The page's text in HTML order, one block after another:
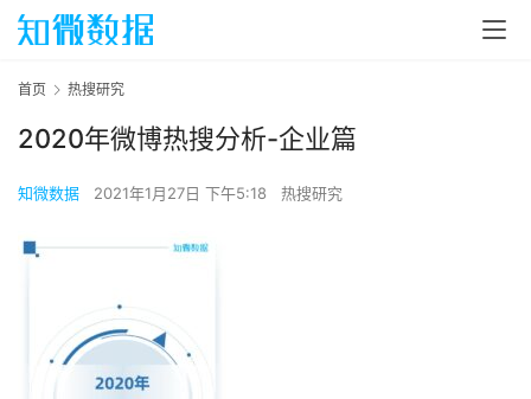
首页 热搜研究
2020年微博热搜分析-企业篇
知微数据 2021年1月27日 下午5:18 热搜研究